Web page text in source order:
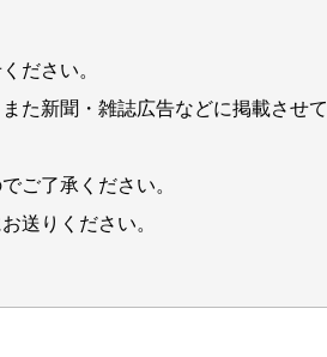
ださい。
た新聞・雑誌広告などに掲載させて
ご了承ください。
送りください。